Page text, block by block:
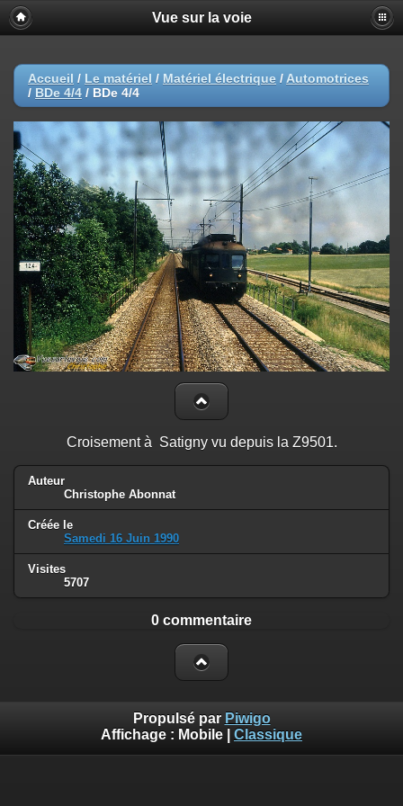
Vue sur la voie
Accueil / Le matériel / Matériel électrique / Automotrices
/ BDe 4/4 / BDe 4/4
Croisement à Satigny vu depuis la Z9501.
Auteur
Christophe Abonnat
Créée le
Samedi 16 Juin 1990
Visites
5707
0 commentaire
Propulsé par Piwigo
Affichage : Mobile Classique